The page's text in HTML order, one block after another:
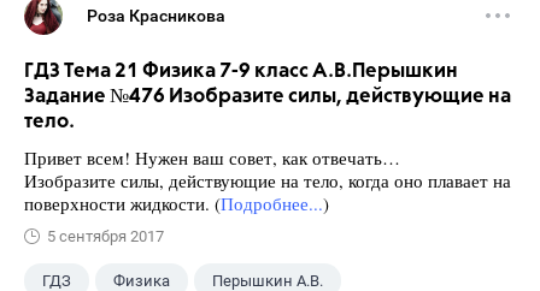
Роза Красникова
ГДЗ Тема 21 Физика 7-9 класс А.В.Перышкин
Задание №476 Изобразите силы, действующие на
тело.
Привет всем! Нужен ваш совет, как отвечать…
Изобразите силы, действующие на тело, когда оно плавает на
поверхности жидкости. (Подробнее...)
5 сентября 2017
ГДЗ Физика Перышкин А.В.